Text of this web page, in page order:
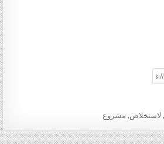
, لاستخلاص, مشروع